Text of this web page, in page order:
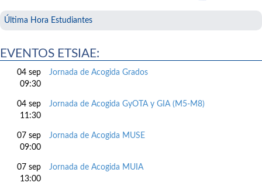
Última Hora Estudiantes
EVENTOS ETSIAE:
04 sep
09:30
Jornada de Acogida Grados
04 sep
11:30
Jornada de Acogida GyOTA y GIA (M5-M8)
07 sep
09:00
Jornada de Acogida MUSE
07 sep
13:00
Jornada de Acogida MUIA